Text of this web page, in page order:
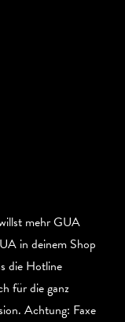
mehr GUA
in deinem Shop
die Hotline
für die ganz
Achtung: Faxe